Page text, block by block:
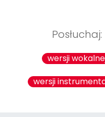
Posłuchaj:
wersji
wersji